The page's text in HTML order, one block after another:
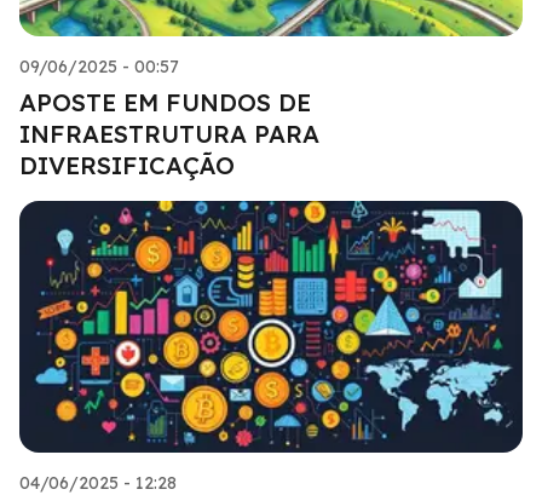
09/06/2025 - 00:57
APOSTE EM FUNDOS DE
INFRAESTRUTURA PARA
DIVERSIFICAÇÃO
04/06/2025 - 12:28